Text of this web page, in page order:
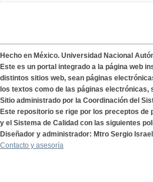
Hecho en México. Universidad Nacional
Este es un portal integrado a la página web
distintos sitios web, sean páginas
los textos como de las páginas
Sitio administrado por la Coordinación del
Este repositorio se rige por los preceptos
y el Sistema de Calidad con las siguientes
Diseñador y administrador: Mtro Sergio
Contacto y asesoría